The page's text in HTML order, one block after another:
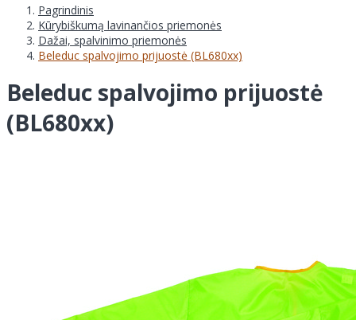
Pagrindinis
Kūrybiškumą lavinančios priemonės
Dažai, spalvinimo priemonės
Beleduc spalvojimo prijuostė (BL680xx)
Beleduc spalvojimo prijuostė
(BL680xx)